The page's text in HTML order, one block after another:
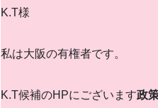
K.T様
私は大阪の有権者です。
K.T候補のHPにございます政